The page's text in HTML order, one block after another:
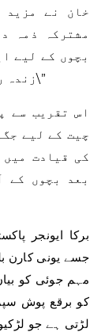
خان نے مزید
مشترکہ ذمہ
بچوں کے لیے
زندہ رکھنے کے لیے اکٹھے ہونے کی ضرورت ہے۔\”
اس تقریب سے
چیت کے لیے
کی قیادت
بعد بچوں کے
برکا ایونجر
جسے یونی کارن
مہم جوئی کو
کو برقع پوش
لڑتی ہے جو